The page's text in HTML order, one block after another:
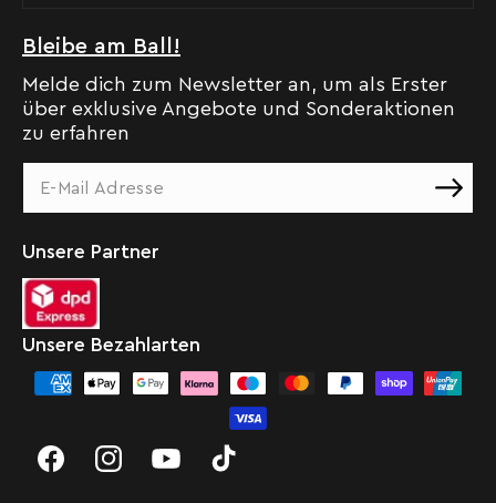
Bleibe am Ball!
Melde dich zum Newsletter an, um als Erster
über exklusive Angebote und Sonderaktionen
zu erfahren
Unsere Partner
Unsere Bezahlarten
FacebookInstagramYouTubeTikTok